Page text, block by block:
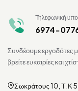
Τηλεφωνική
6974-
Συνδέουμε εργοδότες
βρείτε ευκαιρίες και
Σωκράτους 10, Τ.Κ